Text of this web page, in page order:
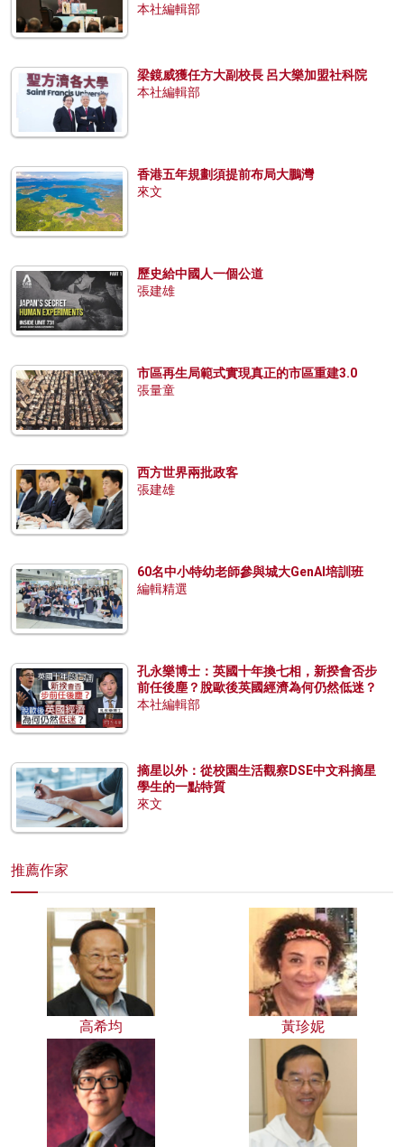
本社編輯部
梁鏡威獲任方大副校長 呂大樂加盟社科院
本社編輯部
香港五年規劃須提前布局大鵬灣
來文
歷史給中國人一個公道
張建雄
市區再生局範式實現真正的市區重建3.0
張量童
西方世界兩批政客
張建雄
60名中小特幼老師參與城大GenAI培訓班
編輯精選
孔永樂博士：英國十年換七相，新揆會否步
前任後塵？脫歐後英國經濟為何仍然低迷？
本社編輯部
摘星以外：從校園生活觀察DSE中文科摘星
學生的一點特質
來文
推薦作家
高希均 黃珍妮